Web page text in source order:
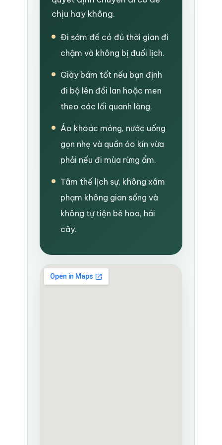
chịu hay không.
Đi sớm để có đủ thời gian đi
chậm và không bị đuối lịch.
Giày bám tốt nếu bạn định
đi bộ lên đồi lan hoặc men
theo các lối quanh làng.
Áo khoác mỏng, nước uống
gọn nhẹ và quần áo kín vừa
phải nếu đi mùa rừng ẩm.
Tâm thế lịch sự, không xâm
phạm không gian sống và
không tự tiện bẻ hoa, hái
cây.